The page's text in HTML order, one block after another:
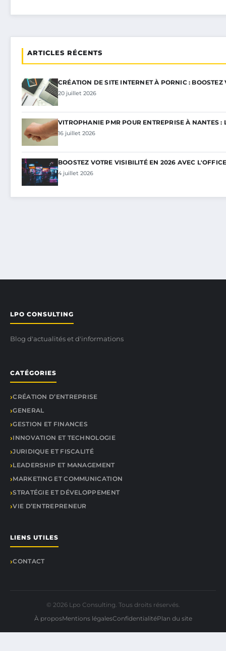
ARTICLES RÉCENTS
CRÉATION DE SITE INTERNET À PORNIC : BOOSTEZ
20 juillet 2026
VITROPHANIE PMR POUR ENTREPRISE À NANTES :
16 juillet 2026
BOOSTEZ VOTRE VISIBILITÉ EN 2026 AVEC
4 juillet 2026
LPO CONSULTING
Blog d'actualités et d'informations
CATÉGORIES
CRÉATION D’ENTREPRISE
GENERAL
GESTION ET FINANCES
INNOVATION ET TECHNOLOGIE
JURIDIQUE ET FISCALITÉ
LEADERSHIP ET MANAGEMENT
MARKETING ET COMMUNICATION
STRATÉGIE ET DÉVELOPPEMENT
VIE D’ENTREPRENEUR
LIENS UTILES
CONTACT
© 2026 Lpo Consulting. Tous droits réservés.
À proposMentions légalesConfidentialitéPlan du site